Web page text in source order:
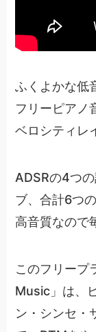
ふくよかな低
フリーピアノ
ベロシティレ
ADSRの4つ
ブ、合計6つ
高音質なので
このフリープ
Music」は、
ン・シンセ・